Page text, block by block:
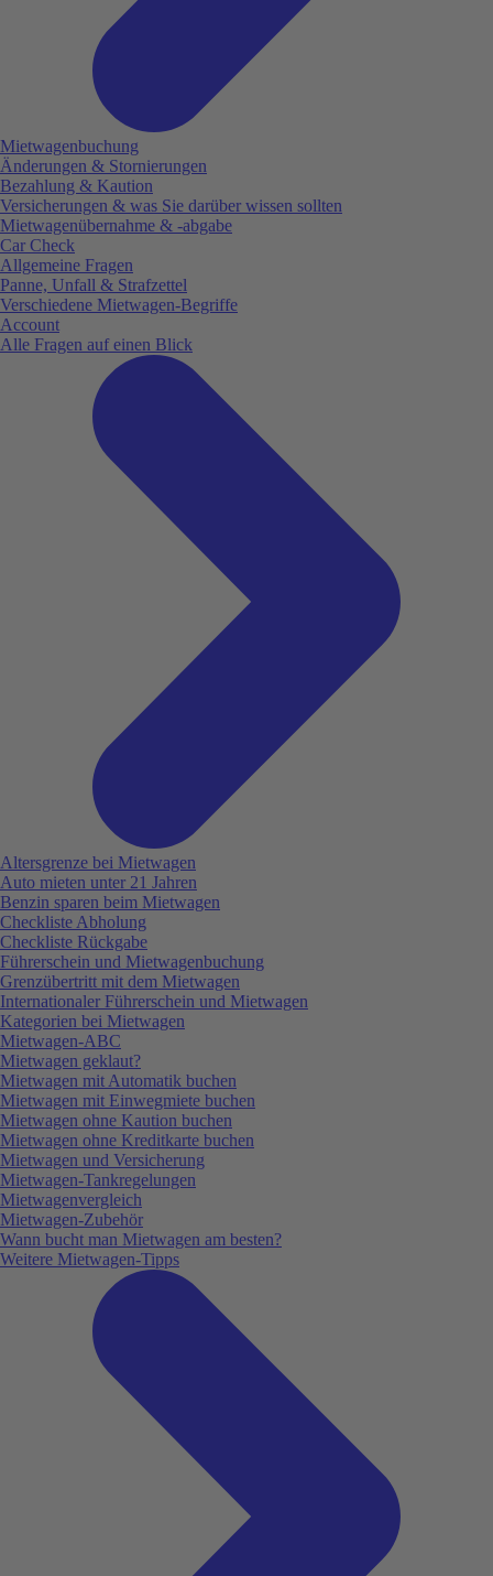
Mietwagenbuchung
Änderungen & Stornierungen
Bezahlung & Kaution
Versicherungen & was Sie darüber wissen sollten
Mietwagenübernahme & -abgabe
Car Check
Allgemeine Fragen
Panne, Unfall & Strafzettel
Verschiedene Mietwagen-Begriffe
Account
Alle Fragen auf einen Blick
Altersgrenze bei Mietwagen
Auto mieten unter 21 Jahren
Benzin sparen beim Mietwagen
Checkliste Abholung
Checkliste Rückgabe
Führerschein und Mietwagenbuchung
Grenzübertritt mit dem Mietwagen
Internationaler Führerschein und Mietwagen
Kategorien bei Mietwagen
Mietwagen-ABC
Mietwagen geklaut?
Mietwagen mit Automatik buchen
Mietwagen mit Einwegmiete buchen
Mietwagen ohne Kaution buchen
Mietwagen ohne Kreditkarte buchen
Mietwagen und Versicherung
Mietwagen-Tankregelungen
Mietwagenvergleich
Mietwagen-Zubehör
Wann bucht man Mietwagen am besten?
Weitere Mietwagen-Tipps